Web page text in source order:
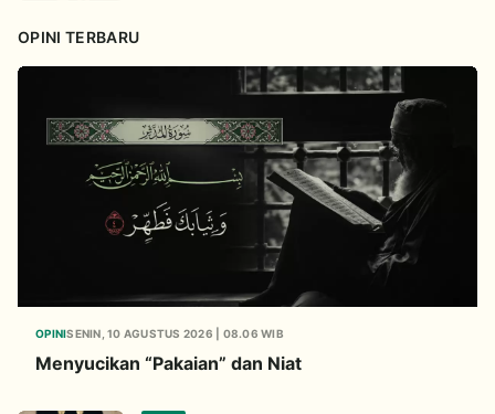
OPINI TERBARU
OPINISENIN, 10 AGUSTUS 2026 | 08.06 WIB
Menyucikan “Pakaian” dan Niat